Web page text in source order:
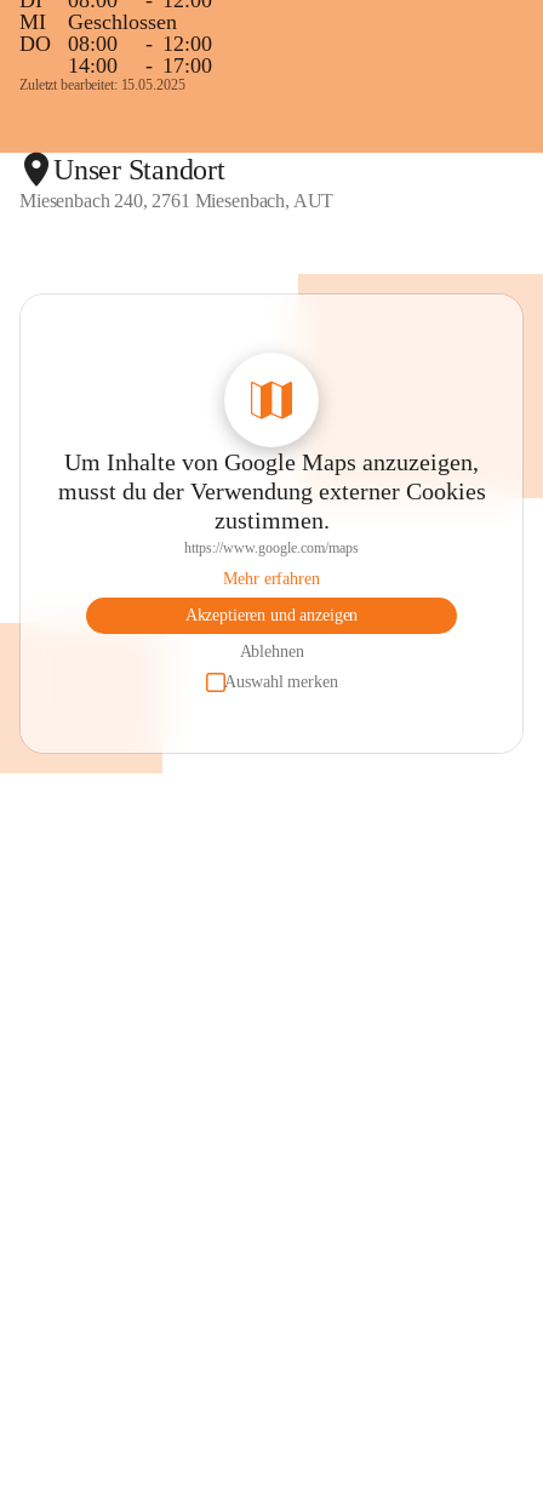
MI
Geschlossen
DO
08:00 - 12:00
14:00
- 17:00
Zuletzt bearbeitet: 15.05.2025
Unser Standort
Miesenbach 240, 2761 Miesenbach, AUT
Um Inhalte von Google Maps anzuzeigen,
musst du der Verwendung externer Cookies
zustimmen.
https://www.google.com/maps
Mehr erfahren
Akzeptieren und anzeigen
Ablehnen
Auswahl merken